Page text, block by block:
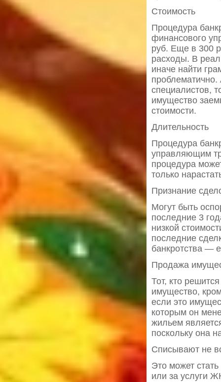
Стоимость
Процедура
финансового
руб. Еще в 300
расходы. В
иначе найти
проблематично.
специалистов,
имущество
стоимости.
Длительность
Процедура
управляющим
процедура
только
Признание
Могут быть
последние 3
низкой
последние
банкротства —
Продажа
Тот, кто
имущество,
если это
которым он
жильем
поскольку она
Списывают не
Это может
или за услуги